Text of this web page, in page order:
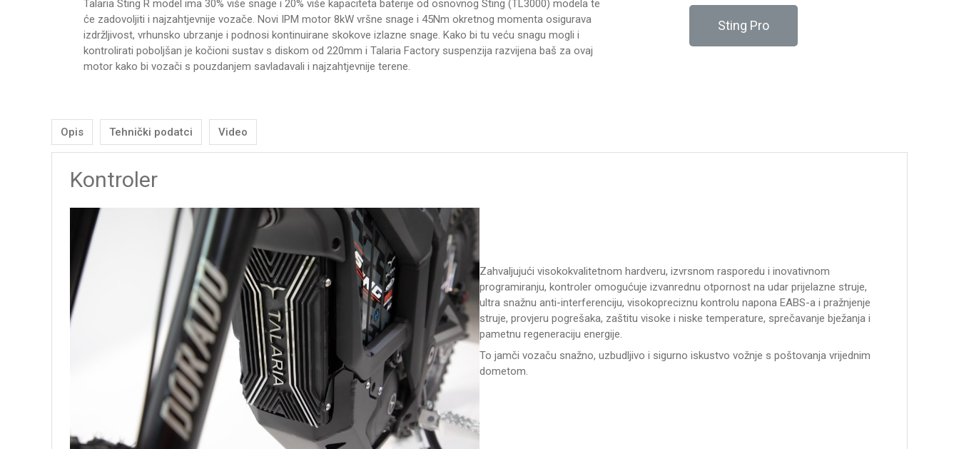
Talaria Sting R model ima 30% više snage i 20% više kapaciteta baterije od osnovnog Sting (TL3000) modela te
će zadovoljiti i najzahtjevnije vozače. Novi IPM motor 8kW vršne snage i 45Nm okretnog momenta osigurava
izdržljivost, vrhunsko ubrzanje i podnosi kontinuirane skokove izlazne snage. Kako bi tu veću snagu mogli i
kontrolirati poboljšan je kočioni sustav s diskom od 220mm i Talaria Factory suspenzija razvijena baš za ovaj
motor kako bi vozači s pouzdanjem savladavali i najzahtjevnije terene.
Sting Pro
Opis Tehnički podatci Video
Kontroler
Zahvaljujući visokokvalitetnom hardveru, izvrsnom rasporedu i inovativnom
programiranju, kontroler omogućuje izvanrednu otpornost na udar prijelazne struje,
ultra snažnu anti-interferenciju, visokopreciznu kontrolu napona EABS-a i pražnjenje
struje, provjeru pogrešaka, zaštitu visoke i niske temperature, sprečavanje bježanja i
pametnu regeneraciju energije.
To jamči vozaču snažno, uzbudljivo i sigurno iskustvo vožnje s poštovanja vrijednim
dometom.